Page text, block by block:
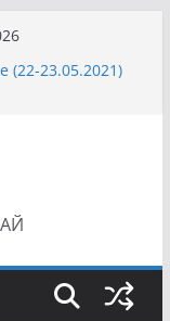
(22-23.05.2021)
(2-5.09.2021)
по Кюдо,
по Кюдо /